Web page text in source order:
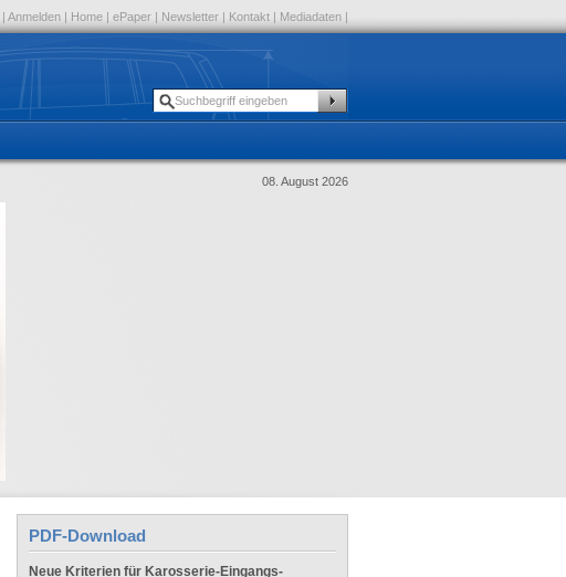
| Anmelden | Home | ePaper | Newsletter | Kontakt | Mediadaten |
08. August 2026
PDF-Download
Neue Kriterien für Karosserie-Eingangs-